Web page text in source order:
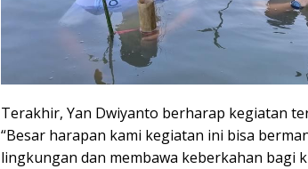
Terakhir, Yan Dwiyanto berharap kegiatan
“Besar harapan kami kegiatan ini bisa
lingkungan dan membawa keberkahan bagi